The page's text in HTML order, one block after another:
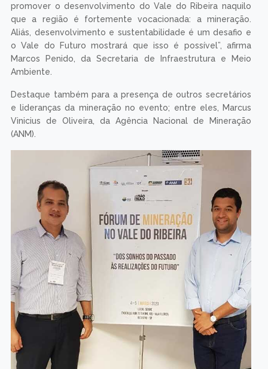
promover o desenvolvimento do Vale do Ribeira naquilo
que a região é fortemente vocacionada: a mineração.
Aliás, desenvolvimento e sustentabilidade é um desafio e
o Vale do Futuro mostrará que isso é possível”, afirma
Marcos Penido, da Secretaria de Infraestrutura e Meio
Ambiente.
Destaque também para a presença de outros secretários
e lideranças da mineração no evento; entre eles, Marcus
Vinicius de Oliveira, da Agência Nacional de Mineração
(ANM).